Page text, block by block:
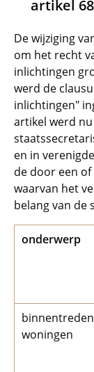
artikel 68
De wijziging
om het recht
inlichtingen
werd de
inlichtingen"
artikel werd
en in
de door een
waarvan het
belang van de
onderwerp
woningen